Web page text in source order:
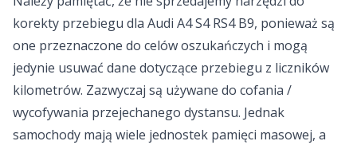
korekty przebiegu dla Audi A4 S4 RS4 B9, ponieważ są
one przeznaczone do celów oszukańczych i mogą
jedynie usuwać dane dotyczące przebiegu z liczników
kilometrów. Zazwyczaj są używane do cofania /
wycofywania przejechanego dystansu. Jednak
samochody mają wiele jednostek pamięci masowej, a